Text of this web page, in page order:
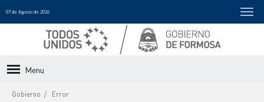
07 de Agosto de 2026
Menu
Gobierno Error